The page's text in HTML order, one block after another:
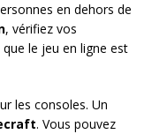
en dehors de
, vérifiez vos
le jeu en ligne est
les consoles. Un
. Vous pouvez